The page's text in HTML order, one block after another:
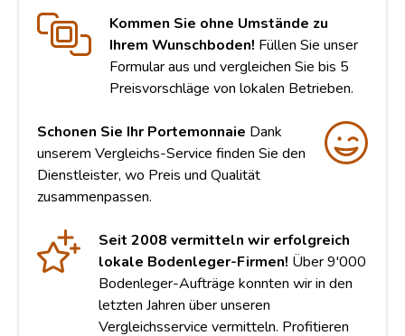
Kommen Sie ohne Umstände zu
Ihrem Wunschboden! Füllen Sie unser
Formular aus und vergleichen Sie bis 5
Preisvorschläge von lokalen Betrieben.
Schonen Sie Ihr Portemonnaie Dank
unserem Vergleichs-Service finden Sie den
Dienstleister, wo Preis und Qualität
zusammenpassen.
Seit 2008 vermitteln wir erfolgreich
lokale Bodenleger-Firmen! Über 9'000
Bodenleger-Aufträge konnten wir in den
letzten Jahren über unseren
Vergleichsservice vermitteln. Profitieren